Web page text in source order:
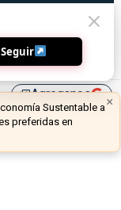
library_addAgreganos
Seguir